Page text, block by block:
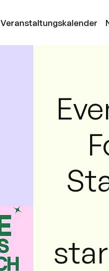
Veranstaltungskalender